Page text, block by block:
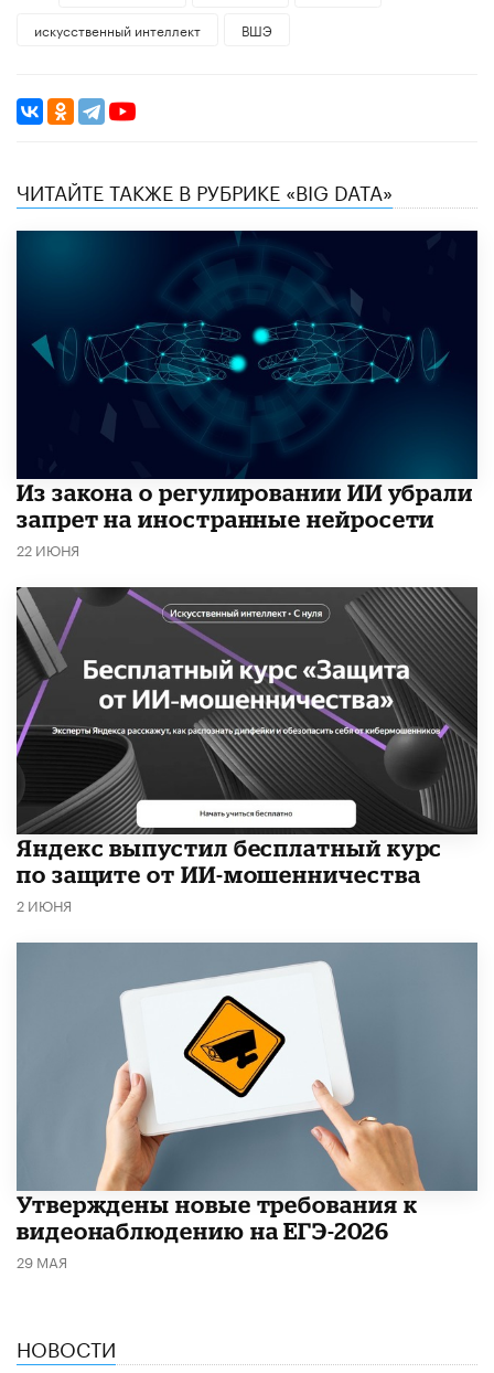
искусственный интеллект
ВШЭ
ЧИТАЙТЕ ТАКЖЕ В РУБРИКЕ «BIG DATA»
Из закона о регулировании ИИ убрали
запрет на иностранные нейросети
22 ИЮНЯ
​Яндекс выпустил бесплатный курс
по защите от ИИ-мошенничества
2 ИЮНЯ
Утверждены новые требования к
видеонаблюдению на ЕГЭ-2026
29 МАЯ
НОВОСТИ